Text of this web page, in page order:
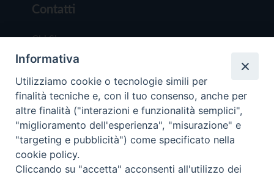
Contatti
Chi Siamo
Redazione
Scrivici
Copyright © 2019 - Tutti i diritti riservati - Vita
Trentina Editrice
Informativa
Utilizziamo cookie o tecnologie simili per
finalità tecniche e, con il tuo consenso, anche per
altre finalità ("interazioni e funzionalità semplici",
"miglioramento dell'esperienza", "misurazione" e
"targeting e pubblicità") come specificato nella
cookie policy.
Cliccando su "accetta" acconsenti all'utilizzo dei